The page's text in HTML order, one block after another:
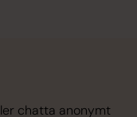
chatta anonymt